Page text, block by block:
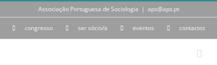
Skip
Associação Portuguesa de Sociologia | aps@aps.pt
congresso ser sócio/a eventos contactos